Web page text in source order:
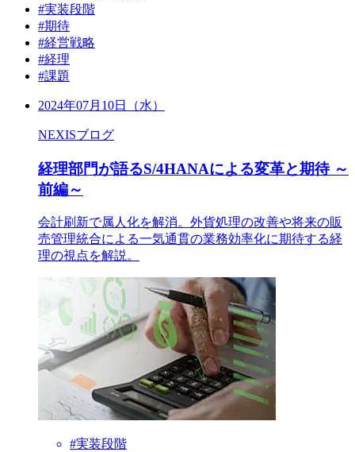
#実装段階
#期待
#経営戦略
#経理
#課題
2024年07月10日（水）
NEXISブログ
経理部門が語るS/4HANAによる変革と期待 ～
前編～
会計刷新で属人化を解消。外貨処理の改善や将来の販
売管理統合による一気通貫の業務効率化に期待する経
理の視点を解説。
#実装段階